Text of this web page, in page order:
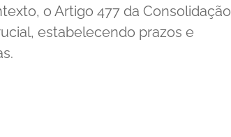
o Artigo 477 da Consolidação
estabelecendo prazos e